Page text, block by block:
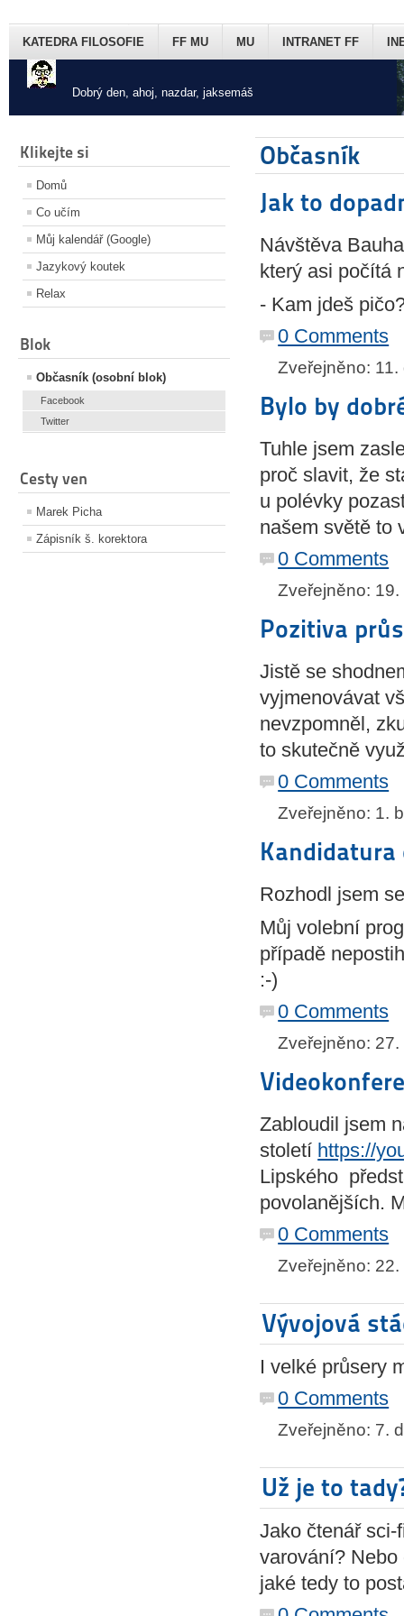
Dobrý den, ahoj, nazdar, jaksemáš
KATEDRA FILOSOFIE FF MU MU INTRANET FF
Klikejte si
Domů
Co učím
Můj kalendář (Google)
Jazykový koutek
Relax
Blok
Občasník (osobní blok)
Facebook
Twitter
Cesty ven
Marek Picha
Zápisník š. korektora
Občasník
Jak to
Návštěva
který asi počítá
- Kam jdeš
0 Comments
Zveřejněno:
Bylo by
Tuhle jsem
proč slavit, že
u polévky
našem světě to
0 Comments
Zveřejněno:
Pozitiva
Jistě se
vyjmenovávat
nevzpomněl,
to skutečně
0 Comments
Zveřejněno: 1.
Kandidatura
Rozhodl jsem
Můj volební
případě
:-)
0 Comments
Zveřejněno:
Zabloudil jsem
století https://
Lipského
povolanějších.
0 Comments
Zveřejněno:
Vývojová
I velké průsery
0 Comments
Zveřejněno: 7.
Už je to
Jako čtenář
varování?
jaké tedy to